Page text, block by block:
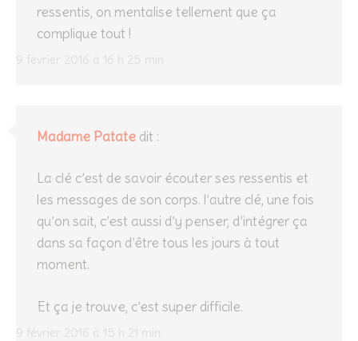
9 février 2016 à 16 h 25 min
ressentis, on mentalise tellement que ça
complique tout !
Madame Patate dit :
9 février 2016 à 15 h 21 min
La clé c’est de savoir écouter ses ressentis et
les messages de son corps. l’autre clé, une fois
qu’on sait, c’est aussi d’y penser, d’intégrer ça
dans sa façon d’être tous les jours à tout
moment.
Et ça je trouve, c’est super difficile.